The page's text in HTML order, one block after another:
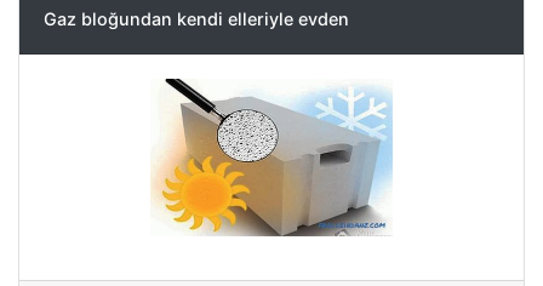
Gaz bloğundan kendi elleriyle evden